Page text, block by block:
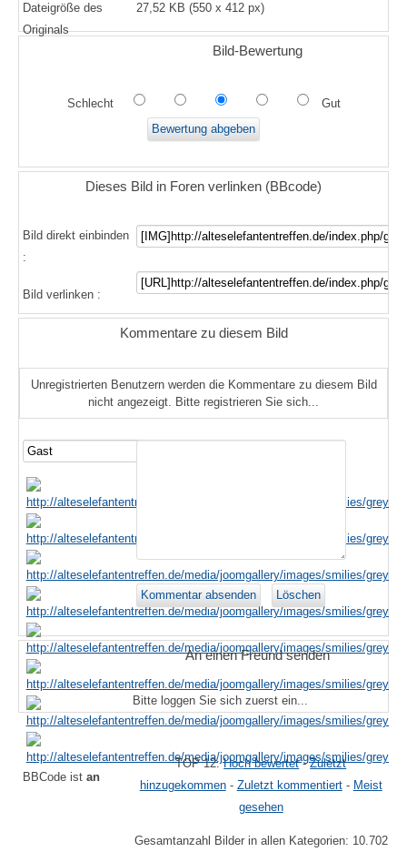
Dateigröße des
Originals
27,52 KB (550 x 412 px)
Bild-Bewertung
Schlecht Gut
Dieses Bild in Foren verlinken (BBcode)
Bild direkt einbinden
:
Bild verlinken :
Kommentare zu diesem Bild
Unregistrierten Benutzern werden die Kommentare zu diesem Bild
nicht angezeigt. Bitte registrieren Sie sich...
BBCode ist an
An einen Freund senden
Bitte loggen Sie sich zuerst ein...
TOP 12:Hoch bewertet-Zuletzt
hinzugekommen- Zuletzt kommentiert- Meist
gesehen
Gesamtanzahl Bilder in allen Kategorien: 10.702